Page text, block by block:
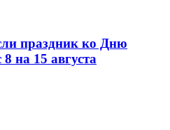
праздник ко Дню
на 15 августа